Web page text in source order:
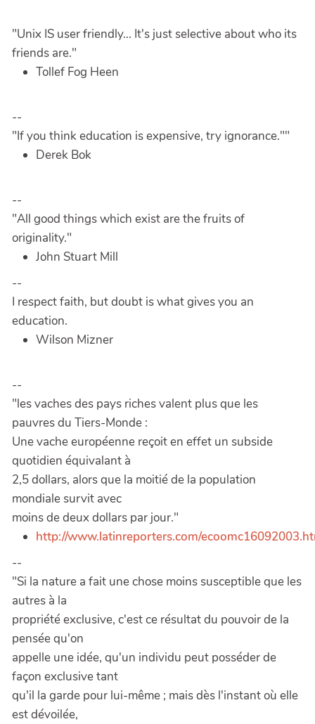
"Unix IS user friendly... It's just selective about who its
friends are."
Tollef Fog Heen
--
"If you think education is expensive, try ignorance.""
Derek Bok
--
"All good things which exist are the fruits of
originality."
John Stuart Mill
--
I respect faith, but doubt is what gives you an
education.
Wilson Mizner
--
"les vaches des pays riches valent plus que les
pauvres du Tiers-Monde :
Une vache européenne reçoit en effet un subside
quotidien équivalant à
2,5 dollars, alors que la moitié de la population
mondiale survit avec
moins de deux dollars par jour."
http://www.latinreporters.com/
--
"Si la nature a fait une chose moins susceptible que les
autres à la
propriété exclusive, c'est ce résultat du pouvoir de la
pensée qu'on
appelle une idée, qu'un individu peut posséder de
façon exclusive tant
qu'il la garde pour lui-même ; mais dès l'instant où elle
est dévoilée,